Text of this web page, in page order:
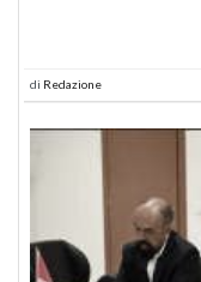
di Redazione